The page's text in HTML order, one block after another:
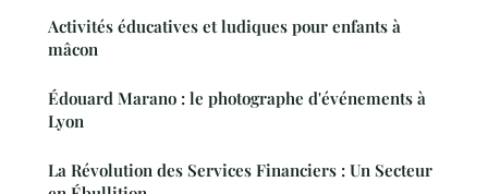
Activités éducatives et ludiques pour enfants à
mâcon
Édouard Marano : le photographe d'événements à
Lyon
La Révolution des Services Financiers : Un Secteur